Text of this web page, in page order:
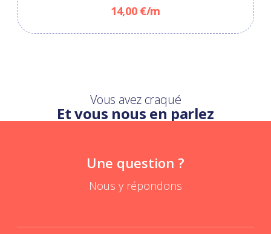
14,00 €/m
Vous avez craqué
Et vous nous en parlez
Une question ?
Nous y répondons